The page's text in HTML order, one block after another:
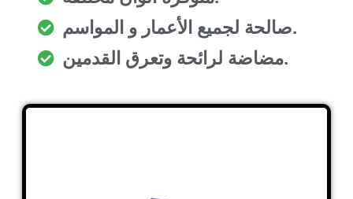
صالحة لجميع الأعمار و المواسم.
مضاضة لرائحة وتعرق القدمين.